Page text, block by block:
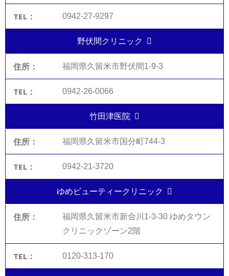
0942-27-9297
野伏間クリニック
福岡県久留米市野伏間1-9-3
0942-26-0066
竹田津医院
福岡県久留米市国分町744-3
0942-21-3720
ゆめビューティークリニック
福岡県久留米市新合川1-3-30 ゆめタウン
クリニックゾーン2階
0120-313-170